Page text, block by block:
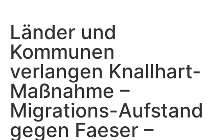
Länder und
Kommunen
verlangen Knallhart-
Maßnahme –
Migrations-Aufstand
gegen Faeser –